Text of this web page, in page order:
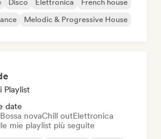
Disco Elettronica
French house
Melodic & Progressive House
Playlist
date
Bossa novaChill outElettronica
mie playlist più seguite